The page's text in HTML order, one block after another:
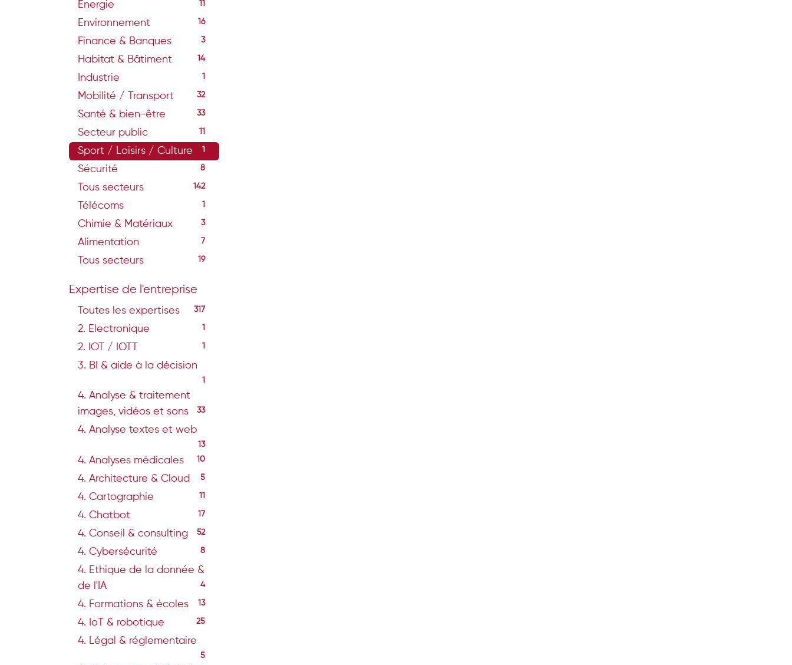
Energie 11
Environnement 16
Finance & Banques 3
Habitat & Bâtiment 14
Industrie 1
Mobilité / Transport 32
Santé & bien-être 33
Secteur public 11
Sport / Loisirs / Culture 1
Sécurité 8
Tous secteurs 142
Télécoms 1
Chimie & Matériaux 3
Alimentation 7
Tous secteurs 19
Expertise de l'entreprise
Toutes les expertises 317
2. Electronique 1
2. IOT / IOTT 1
3. BI & aide à la décision
1
4. Analyse & traitement
images, vidéos et sons
33
4. Analyse textes et web
13
4. Analyses médicales 10
4. Architecture & Cloud 5
4. Cartographie 11
4. Chatbot 17
4. Conseil & consulting 52
4. Cybersécurité 8
4. Ethique de la donnée &
de l'IA
4
4. Formations & écoles 13
4. IoT & robotique 25
4. Légal & réglementaire
5